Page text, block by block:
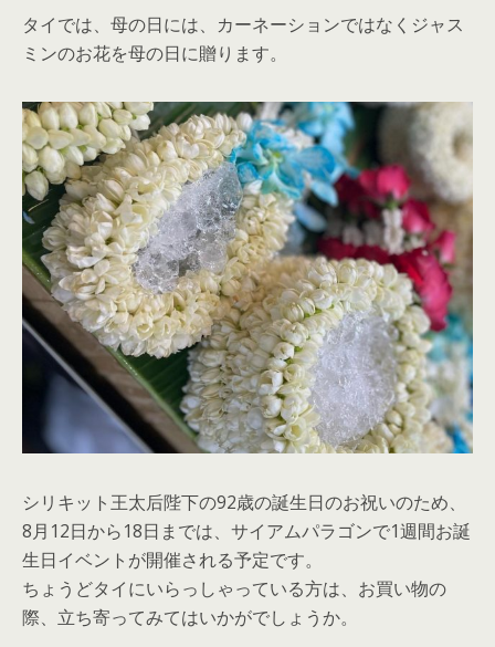
タイでは、母の日には、カーネーションではなくジャス
ミンのお花を母の日に贈ります。
シリキット王太后陛下の92歳の誕生日のお祝いのため、
8月12日から18日までは、サイアムパラゴンで1週間お誕
生日イベントが開催される予定です。
ちょうどタイにいらっしゃっている方は、お買い物の
際、立ち寄ってみてはいかがでしょうか。